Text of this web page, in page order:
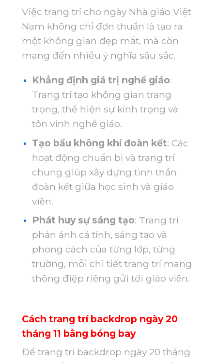
Việc trang trí cho ngày Nhà giáo Việt
Nam không chỉ đơn thuần là tạo ra
một không gian đẹp mắt, mà còn
mang đến nhiều ý nghĩa sâu sắc.
Khẳng định giá trị nghề giáo:
Trang trí tạo không gian trang
trọng, thể hiện sự kính trọng và
tôn vinh nghề giáo.
Tạo bầu không khí đoàn kết: Các
hoạt động chuẩn bị và trang trí
chung giúp xây dựng tinh thần
đoàn kết giữa học sinh và giáo
viên.
Phát huy sự sáng tạo: Trang trí
phản ánh cá tính, sáng tạo và
phong cách của từng lớp, từng
trường, mỗi chi tiết trang trí mang
thông điệp riêng gửi tới giáo viên.
Cách trang trí backdrop ngày 20
tháng 11 bằng bóng bay
Để trang trí backdrop ngày 20 tháng